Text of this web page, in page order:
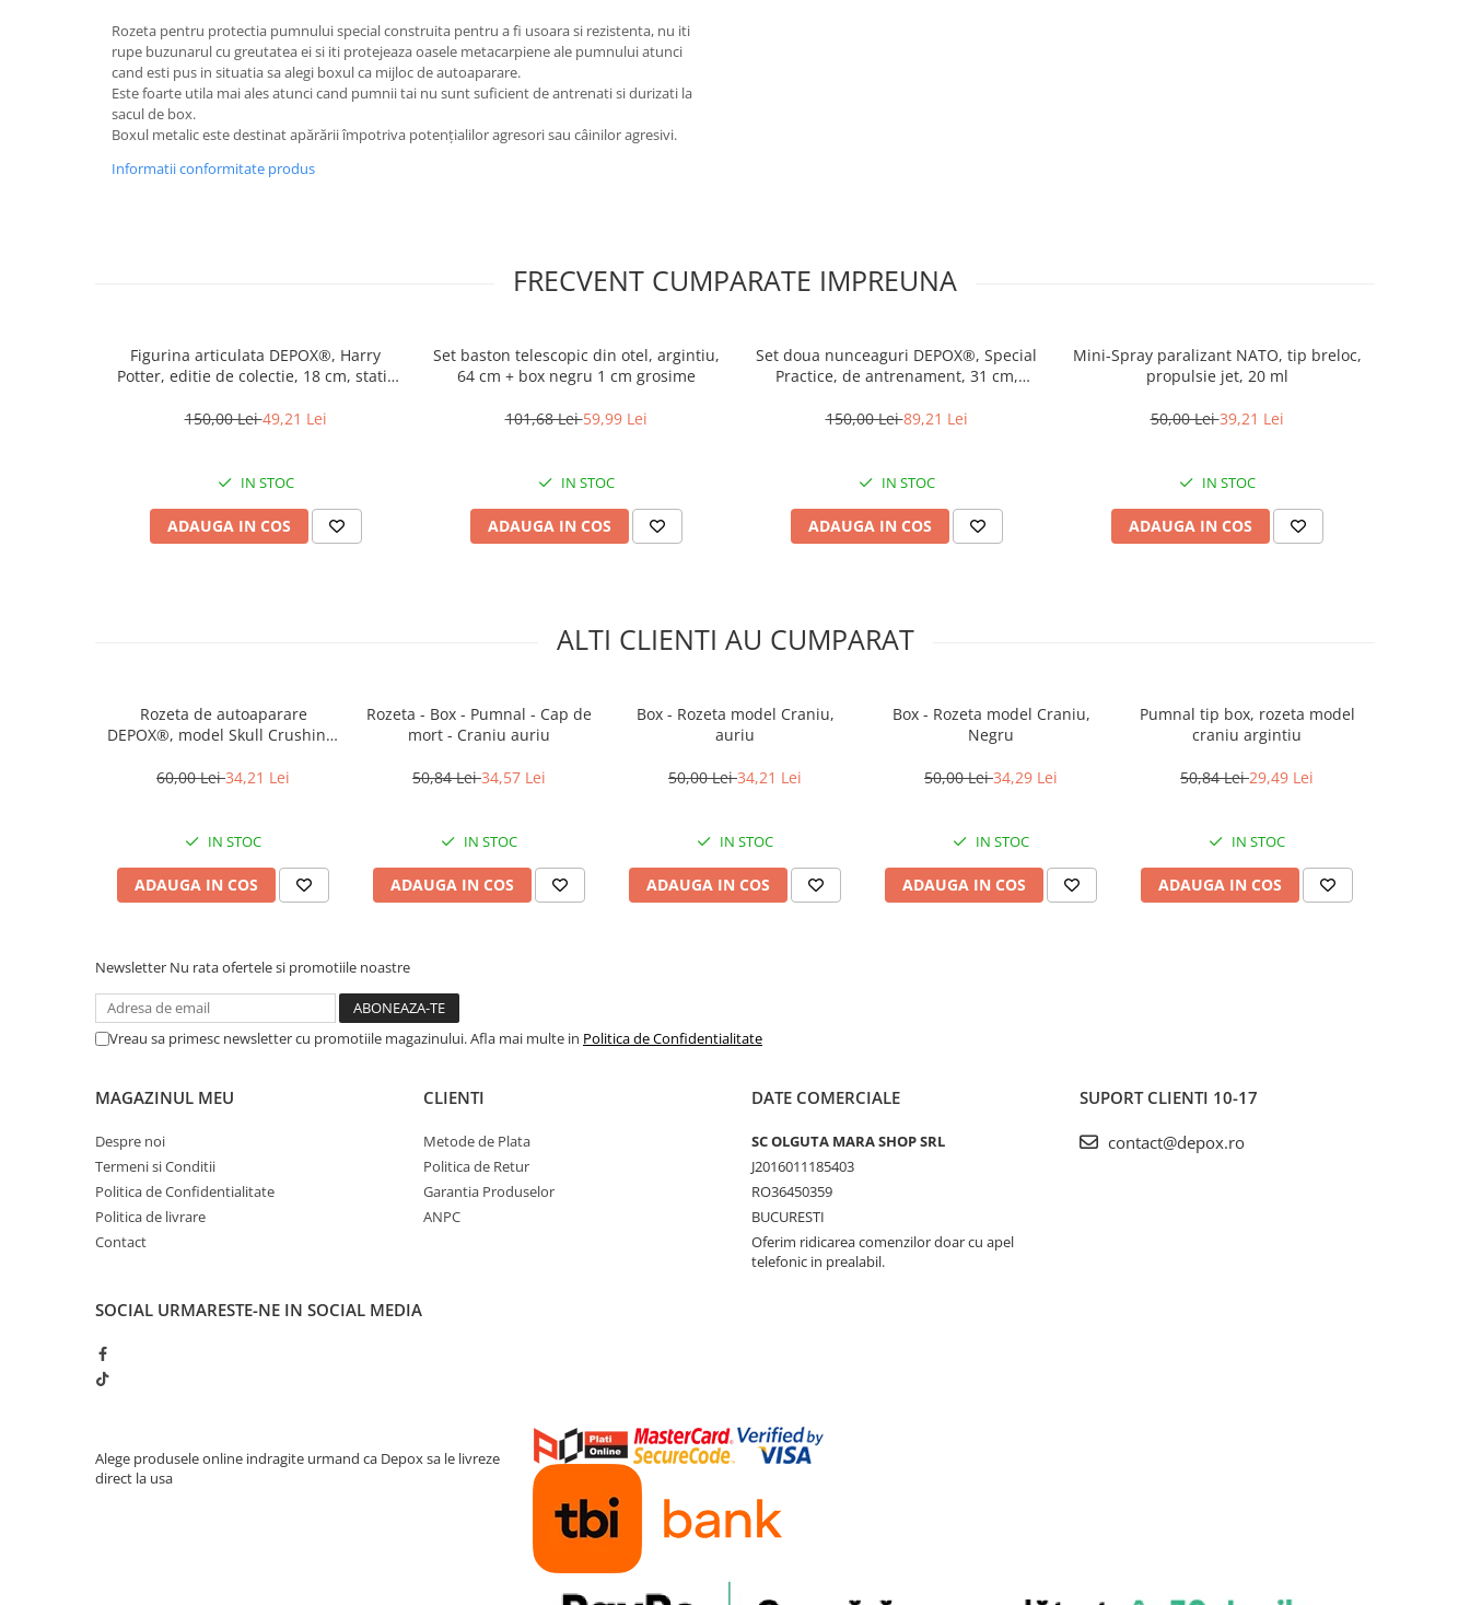
Corpuri de iluminat
Electrocasnice
Incubatoare oua
Mori cereale si furaje
Casti audio telefoane
Rozeta pentru protectia pumnului special construita pentru a fi usoara si rezistenta, nu iti
rupe buzunarul cu greutatea ei si iti protejeaza oasele metacarpiene ale pumnului atunci
cand esti pus in situatia sa alegi boxul ca mijloc de autoaparare.
Este foarte utila mai ales atunci cand pumnii tai nu sunt suficient de antrenati si durizati la
sacul de box.
Boxul metalic este destinat apărării împotriva potenţialilor agresori sau câinilor agresivi.
Informatii conformitate produs
FRECVENT CUMPARATE IMPREUNA
Figurina articulata DEPOX®, Harry
Potter, editie de colectie, 18 cm, stativ
150,00 Lei49,21 Lei
IN STOC
ADAUGA IN COS
Set baston telescopic din otel, argintiu,
64 cm + box negru 1 cm grosime
101,68 Lei59,99 Lei
IN STOC
ADAUGA IN COS
Set doua nunceaguri DEPOX®, Special
Practice, de antrenament, 31 cm,
150,00 Lei89,21 Lei
IN STOC
ADAUGA IN COS
Mini-Spray paralizant NATO, tip breloc,
propulsie jet, 20 ml
50,00 Lei39,21 Lei
IN STOC
ADAUGA IN COS
ALTI CLIENTI AU CUMPARAT
Rozeta de autoaparare
DEPOX®, model Skull Crushing,
60,00 Lei34,21 Lei
IN STOC
ADAUGA IN COS
Rozeta - Box - Pumnal - Cap de
mort - Craniu auriu
50,84 Lei34,57 Lei
IN STOC
ADAUGA IN COS
Box - Rozeta model Craniu,
auriu
50,00 Lei34,21 Lei
IN STOC
ADAUGA IN COS
Box - Rozeta model Craniu,
Negru
50,00 Lei34,29 Lei
IN STOC
ADAUGA IN COS
Pumnal tip box, rozeta model
craniu argintiu
50,84 Lei29,49 Lei
IN STOC
ADAUGA IN COS
Newsletter Nu rata ofertele si promotiile noastre
Vreau sa primesc newsletter cu promotiile magazinului. Afla mai multe in Politica de Confidentialitate
MAGAZINUL MEU
Despre noi
Termeni si Conditii
Politica de Confidentialitate
Politica de livrare
Contact
CLIENTI
Metode de Plata
Politica de Retur
Garantia Produselor
ANPC
DATE COMERCIALE
SC OLGUTA MARA SHOP SRL
J2016011185403
RO36450359
BUCURESTI
Oferim ridicarea comenzilor doar cu apel
telefonic in prealabil.
SUPORT CLIENTI 10-17
contact@depox.ro
SOCIAL URMARESTE-NE IN SOCIAL MEDIA
Alege produsele online indragite urmand ca Depox sa le livreze
direct la usa